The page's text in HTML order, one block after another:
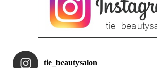
tie_beautysalon